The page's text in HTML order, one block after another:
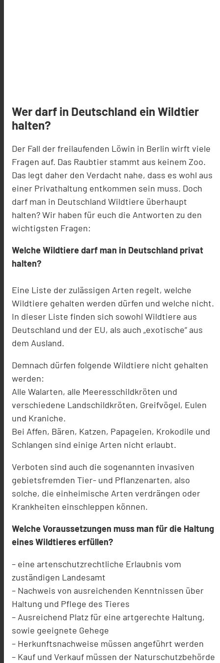
Wer darf in Deutschland ein Wildtier
halten?
Der Fall der freilaufenden Löwin in Berlin wirft viele
Fragen auf. Das Raubtier stammt aus keinem Zoo.
Das legt daher den Verdacht nahe, dass es wohl aus
einer Privathaltung entkommen sein muss. Doch
darf man in Deutschland Wildtiere überhaupt
halten? Wir haben für euch die Antworten zu den
wichtigsten Fragen:
Welche Wildtiere darf man in Deutschland privat
halten?
Eine Liste der zulässigen Arten regelt, welche
Wildtiere gehalten werden dürfen und welche nicht.
In dieser Liste finden sich sowohl Wildtiere aus
Deutschland und der EU, als auch „exotische“ aus
dem Ausland.
Demnach dürfen folgende Wildtiere nicht gehalten
werden:
Alle Walarten, alle Meeresschildkröten und
verschiedene Landschildkröten, Greifvögel, Eulen
und Kraniche.
Bei Affen, Bären, Katzen, Papageien, Krokodile und
Schlangen sind einige Arten nicht erlaubt.
Verboten sind auch die sogenannten invasiven
gebietsfremden Tier- und Pflanzenarten, also
solche, die einheimische Arten verdrängen oder
Krankheiten einschleppen können.
Welche Voraussetzungen muss man für die Haltung
eines Wildtieres erfüllen?
– eine artenschutzrechtliche Erlaubnis vom
zuständigen Landesamt
– Nachweis von ausreichenden Kenntnissen über
Haltung und Pflege des Tieres
– Ausreichend Platz für eine artgerechte Haltung,
sowie geeignete Gehege
– Herkunftsnachweise müssen angeführt werden
– Kauf und Verkauf müssen der Naturschutzbehörde